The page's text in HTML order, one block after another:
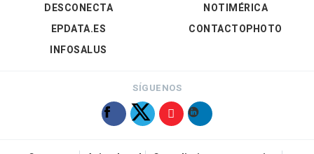
DESCONECTA
EPDATA.ES
INFOSALUS
NOTIMÉRICA
CONTACTOPHOTO
SÍGUENOS